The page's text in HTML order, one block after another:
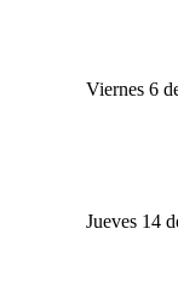
Viernes 6
Jueves 14